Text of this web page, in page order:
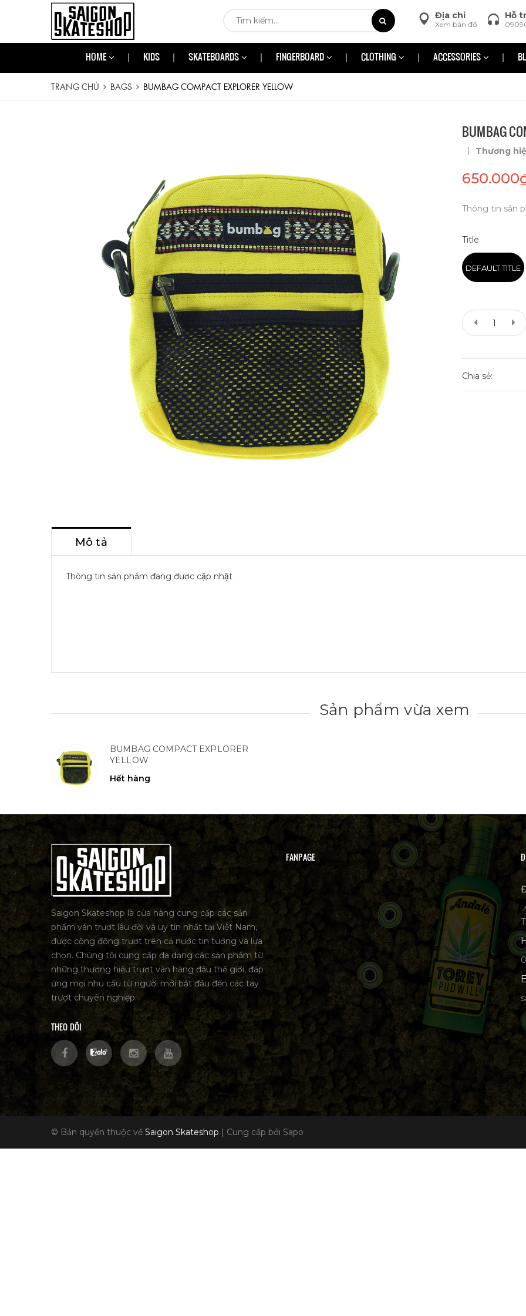
Hỗ
Địa chỉ
Xem bản đồ
HOME KIDS SKATEBOARDS FINGERBOARD CLOTHING ACCESSORIES
TRANG CHỦ BAGS BUMBAG COMPACT EXPLORER YELLOW
BUMBAG
| Thương
Thông tin sản
Title
DEFAULT TITLE
Chia sẻ:
Mô tả
Thông tin sản phẩm đang được cập nhật
Sản phẩm vừa xem
BUMBAG COMPACT EXPLORER
YELLOW
Hết hàng
Saigon Skateshop là cửa hàng cung cấp các sản
phẩm ván trượt lâu đời và uy tín nhất tại Việt Nam,
được cộng đồng trượt trên cả nước tin tưởng và lựa
chọn. Chúng tôi cung cấp đa dạng các sản phẩm từ
những thương hiệu trượt ván hàng đầu thế giới, đáp
ứng mọi nhu cầu từ người mới bắt đầu đến các tay
trượt chuyên nghiệp.
THEO DÕI
FANPAGE
© Bản quyền thuộc về Saigon Skateshop | Cung cấp bởi Sapo